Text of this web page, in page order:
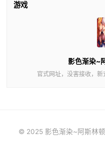
游戏
影色渐染~
官式网址，没害接收，
© 2025 影色渐染~阿斯林